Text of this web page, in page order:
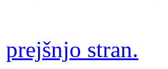
prejšnjo stran.